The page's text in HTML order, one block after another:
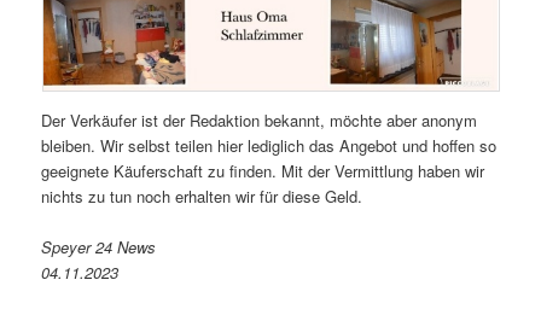
Der Verkäufer ist der Redaktion bekannt, möchte aber anonym
bleiben. Wir selbst teilen hier lediglich das Angebot und hoffen so
geeignete Käuferschaft zu finden. Mit der Vermittlung haben wir
nichts zu tun noch erhalten wir für diese Geld.
Speyer 24 News
04.11.2023